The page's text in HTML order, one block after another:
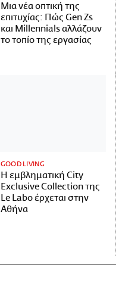
Μια νέα οπτική της
επιτυχίας: Πώς Gen Zs
και Millennials αλλάζουν
το τοπίο της εργασίας
GOOD LIVING
Η εμβληματική City
Exclusive Collection της
Le Labo έρχεται στην
Αθήνα